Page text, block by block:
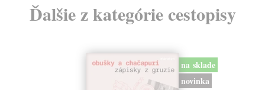
Ďalšie z kategórie cestopisy
na sklade
novinka